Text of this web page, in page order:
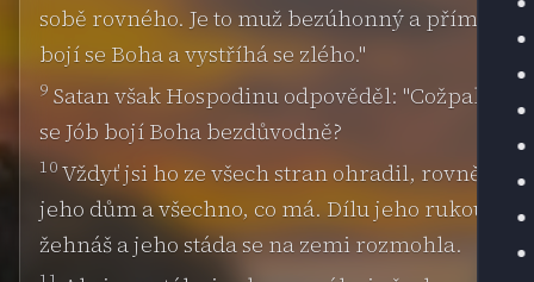
sobě rovného. Je to muž bezúhonný a přímý,
bojí se Boha a vystříhá se zlého."
9 Satan však Hospodinu odpověděl: "Cožpak
se Jób bojí Boha bezdůvodně?
10 Vždyť jsi ho ze všech stran ohradil, rovněž
jeho dům a všechno, co má. Dílu jeho rukou
žehnáš a jeho stáda se na zemi rozmohla.